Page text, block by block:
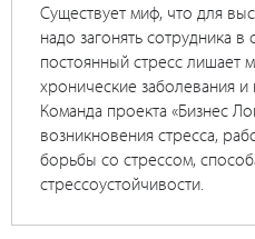
Существует миф, что для
надо загонять сотрудника
постоянный стресс лишает
хронические заболевания и
Команда проекта «Бизнес
возникновения стресса,
борьбы со стрессом,
стрессоустойчивости.